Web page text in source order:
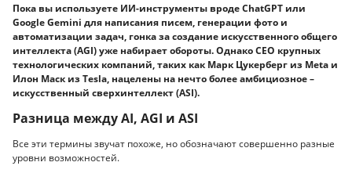
Пока вы используете ИИ-инструменты вроде ChatGPT или
Google Gemini для написания писем, генерации фото и
автоматизации задач, гонка за создание искусственного общего
интеллекта (AGI) уже набирает обороты. Однако CEO крупных
технологических компаний, таких как Марк Цукерберг из Meta и
Илон Маск из Tesla, нацелены на нечто более амбициозное –
искусственный сверхинтеллект (ASI).
Разница между AI, AGI и ASI
Все эти термины звучат похоже, но обозначают совершенно разные
уровни возможностей.